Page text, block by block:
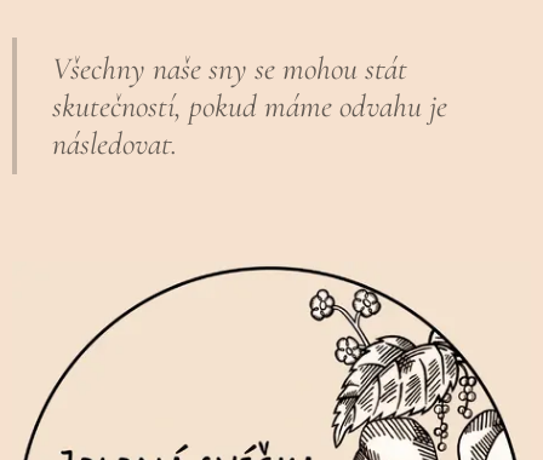
Všechny naše sny se mohou stát
skutečností, pokud máme odvahu je
následovat.